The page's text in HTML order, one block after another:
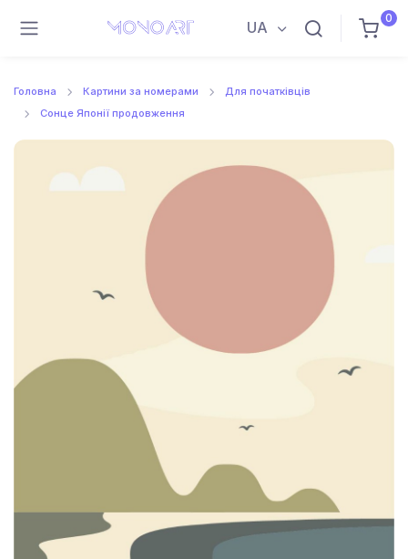
UA
0
Головна Картини за номерами
Для початківців
Сонце Японії продовження